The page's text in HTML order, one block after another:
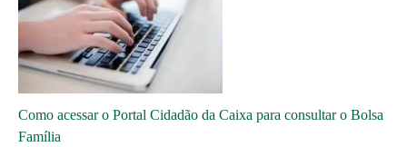
Como acessar o Portal Cidadão da Caixa para consultar o Bolsa
Família